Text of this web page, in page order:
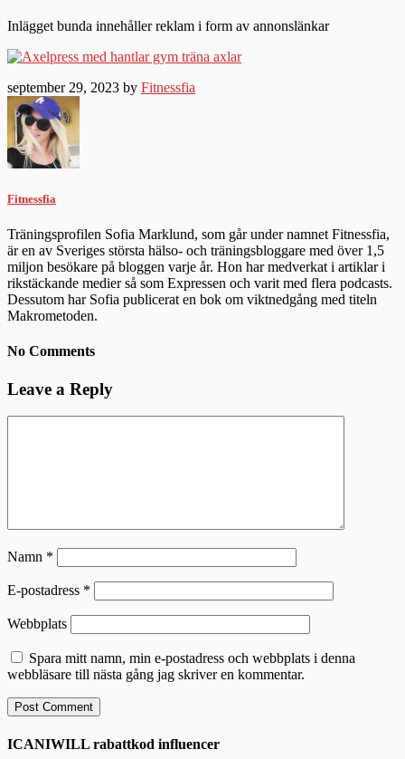
Inlägget bunda innehåller reklam i form av annonslänkar
september 29, 2023 by Fitnessfia
Fitnessfia
Träningsprofilen Sofia Marklund, som går under namnet Fitnessfia,
är en av Sveriges största hälso- och träningsbloggare med över 1,5
miljon besökare på bloggen varje år. Hon har medverkat i artiklar i
rikstäckande medier så som Expressen och varit med flera podcasts.
Dessutom har Sofia publicerat en bok om viktnedgång med titeln
Makrometoden.
No Comments
Leave a Reply
Namn *
E-postadress *
Webbplats
Spara mitt namn, min e-postadress och webbplats i denna
webbläsare till nästa gång jag skriver en kommentar.
ICANIWILL rabattkod influencer